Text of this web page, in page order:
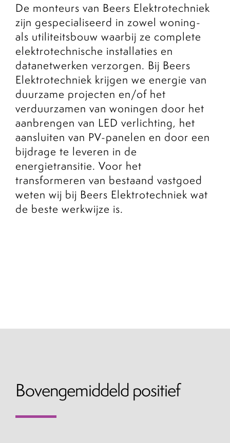
De monteurs van Beers Elektrotechniek
zijn gespecialiseerd in zowel woning-
als utiliteitsbouw waarbij ze complete
elektrotechnische installaties en
datanetwerken verzorgen. Bij Beers
Elektrotechniek krijgen we energie van
duurzame projecten en/of het
verduurzamen van woningen door het
aanbrengen van LED verlichting, het
aansluiten van PV-panelen en door een
bijdrage te leveren in de
energietransitie. Voor het
transformeren van bestaand vastgoed
weten wij bij Beers Elektrotechniek wat
de beste werkwijze is.
Bovengemiddeld positief